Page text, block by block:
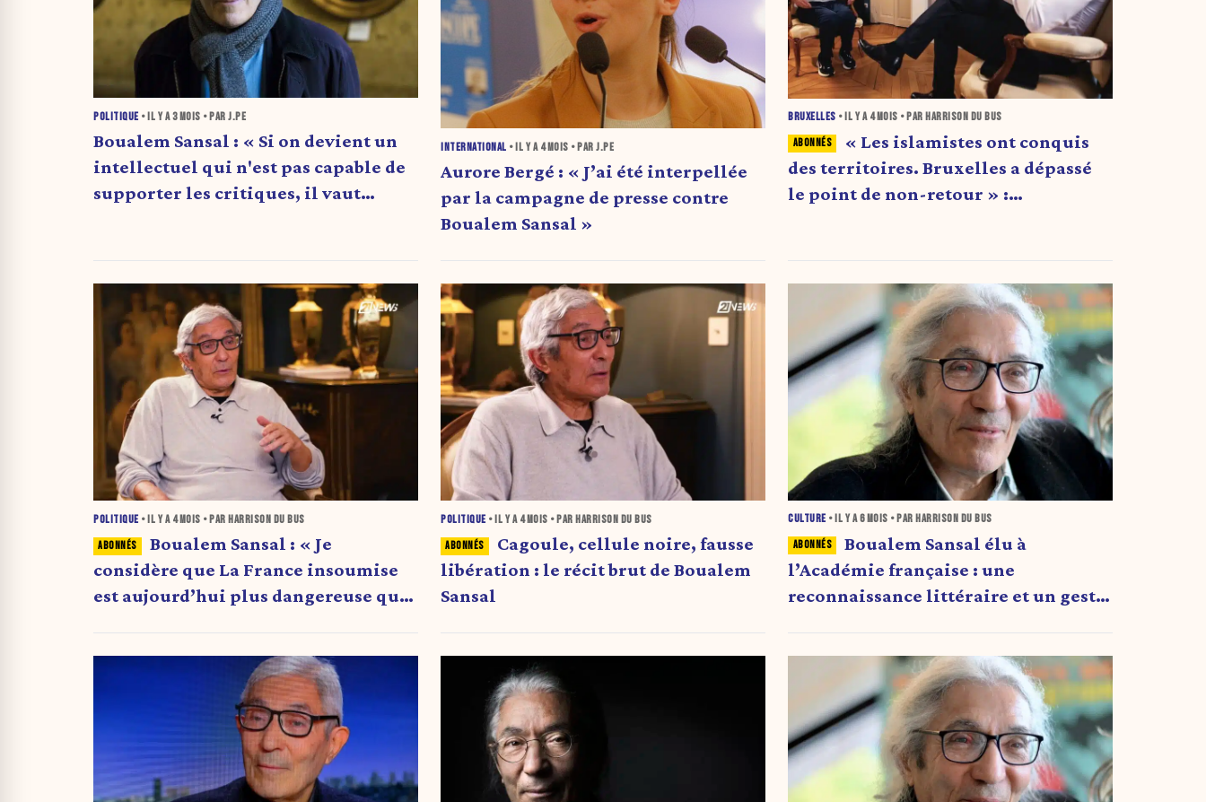
POLITIQUE • IL Y A3 MOIS • PAR J.PE
Boualem Sansal : « Si on devient un
intellectuel qui n'est pas capable de
supporter les critiques, il vaut
INTERNATIONAL • IL Y A 4 MOIS • PAR J.PE
Aurore Bergé : « J’ai été interpellée
par la campagne de presse contre
Boualem Sansal »
BRUXELLES • IL Y A 4 MOIS • PAR HARRISON DU BUS
« Les islamistes ont conquis
des territoires. Bruxelles a dépassé
le point de non-retour » :
POLITIQUE • IL Y A 4 MOIS • PAR HARRISON DU BUS
Boualem Sansal : « Je
considère que La France insoumise
est aujourd’hui plus dangereuse que
POLITIQUE • IL Y A 4 MOIS • PAR HARRISON DU BUS
Cagoule, cellule noire, fausse
libération : le récit brut de Boualem
Sansal
CULTURE • IL Y A6 MOIS • PAR HARRISON DU BUS
Boualem Sansal élu à
l’Académie française : une
reconnaissance littéraire et un geste